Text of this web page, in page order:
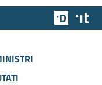
Team